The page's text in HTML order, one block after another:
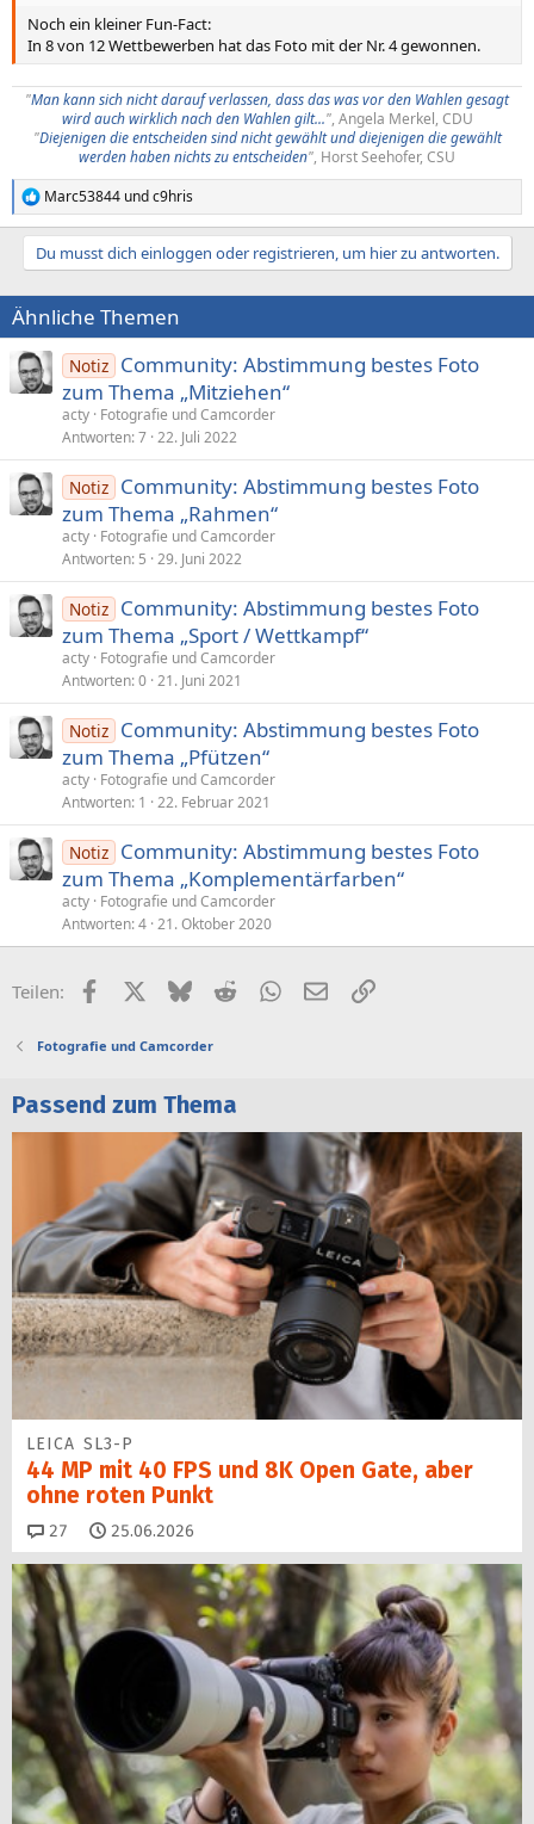
Noch ein kleiner Fun-Fact:
In 8 von 12 Wettbewerben hat das Foto mit der Nr. 4 gewonnen.
"Man kann sich nicht darauf verlassen, dass das was vor den Wahlen gesagt
wird auch wirklich nach den Wahlen gilt...", Angela Merkel, CDU
"Diejenigen die entscheiden sind nicht gewählt und diejenigen die gewählt
werden haben nichts zu entscheiden", Horst Seehofer, CSU​
R
e
a
i
o
n
e
n
:
Marc53844 undc9hris
Du musst dich einloggen oder registrieren, um hier zu antworten.
Ähnliche Themen
Notiz Community: Abstimmung bestes Foto
zum Thema „Mitziehen“
acty Fotografie und Camcorder
Antworten 7 22. Juli 2022
Notiz Community: Abstimmung bestes Foto
zum Thema „Rahmen“
acty Fotografie und Camcorder
Antworten 5 29. Juni 2022
Notiz Community: Abstimmung bestes Foto
zum Thema „Sport / Wettkampf“
acty Fotografie und Camcorder
Antworten 0 21. Juni 2021
Notiz Community: Abstimmung bestes Foto
zum Thema „Pfützen“
acty Fotografie und Camcorder
Antworten 1 22. Februar 2021
Notiz Community: Abstimmung bestes Foto
zum Thema „Komplementärfarben“
acty Fotografie und Camcorder
Antworten 4 21. Oktober 2020
Teilen: FacebookX (Twitter)
BlueskyRedditWhatsApp
E-MailLink
Fotografie und Camcorder
Passend zum Thema
LEICA SL3-P
44 MP mit 40 FPS und 8K Open Gate, aber
ohne roten Punkt
27 Kommentare
25.06.2026